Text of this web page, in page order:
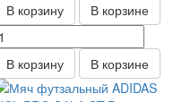
В корзину В корзине
В корзину В корзине